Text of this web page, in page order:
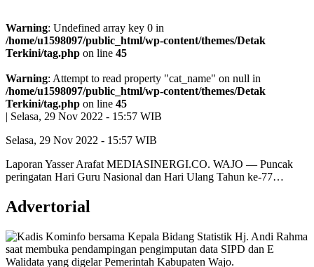
Warning: Undefined array key 0 in
/home/u1598097/public_html/wp-content/themes/Detak
Terkini/tag.php on line 45
Warning: Attempt to read property "cat_name" on null in
/home/u1598097/public_html/wp-content/themes/Detak
Terkini/tag.php on line 45
| Selasa, 29 Nov 2022 - 15:57 WIB
Selasa, 29 Nov 2022 - 15:57 WIB
Laporan Yasser Arafat MEDIASINERGI.CO. WAJO — Puncak
peringatan Hari Guru Nasional dan Hari Ulang Tahun ke-77…
Advertorial